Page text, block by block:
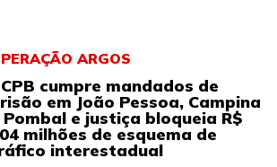
ARGOS
cumpre mandados de
em João Pessoa, Campina
Pombal e justiça bloqueia R$
milhões de esquema de
interestadual